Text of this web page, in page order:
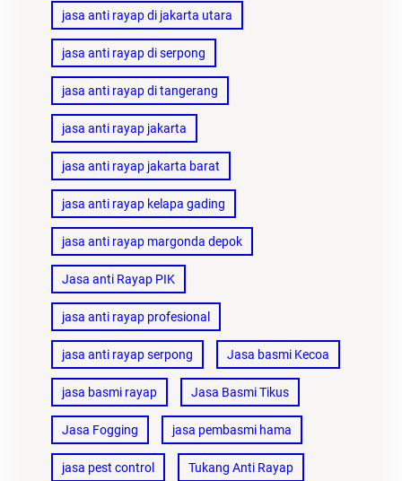
jasa anti rayap di jakarta utara
jasa anti rayap di serpong
jasa anti rayap di tangerang
jasa anti rayap jakarta
jasa anti rayap jakarta barat
jasa anti rayap kelapa gading
jasa anti rayap margonda depok
Jasa anti Rayap PIK
jasa anti rayap profesional
jasa anti rayap serpong Jasa basmi Kecoa
jasa basmi rayap Jasa Basmi Tikus
Jasa Fogging jasa pembasmi hama
jasa pest control Tukang Anti Rayap